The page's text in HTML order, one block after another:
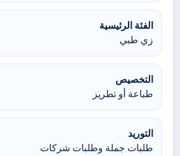
الفئة الرئيسية
زي طبي
التخصيص
طباعة أو تطريز
التوريد
طلبات جملة وطلبات شركات